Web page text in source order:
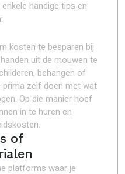
handige tips en
kosten te besparen bij
uit de mouwen te
behangen of
prima zelf doen met wat
Op die manier hoef
in te huren en
of
platforms waar je